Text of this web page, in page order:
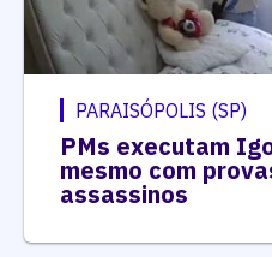
PARAISÓPOLIS (SP)
PMs executam
mesmo com
assassinos